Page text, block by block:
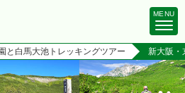
MENU
と白馬大池トレッキングツアー 新大阪・